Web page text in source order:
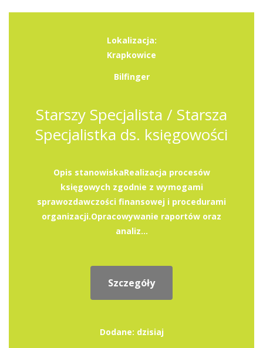
Lokalizacja:
Krapkowice
Bilfinger
Starszy Specjalista / Starsza
Specjalistka ds. księgowości
Opis stanowiskaRealizacja procesów
księgowych zgodnie z wymogami
sprawozdawczości finansowej i procedurami
organizacji.Opracowywanie raportów oraz
analiz...
Szczegóły
Dodane: dzisiaj